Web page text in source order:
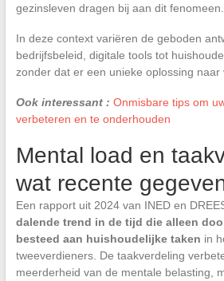
gezinsleven dragen bij aan dit fenomeen.
In deze context variëren de geboden
bedrijfsbeleid, digitale tools tot
zonder dat er een unieke oplossing naar
Ook interessant : Onmisbare tips om
verbeteren en te onderhouden
Mental load en
wat recente
Een rapport uit 2024 van INED en
dalende trend in de tijd die alleen
besteed aan huishoudelijke taken in
tweeverdieners. De taakverdeling
meerderheid van de mentale belasting,